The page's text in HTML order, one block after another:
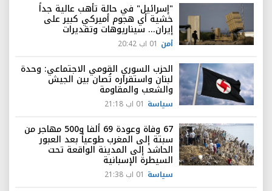
"إسرائيل" في حالة تأهب عالية جداً
خشية أي هجوم أميركي كبير على
إيران... سيناريوهات وتقديرات
أمن 01 اب 20:42
الحزب السوري القومي الاجتماعي: وحدة
لبنان واستقراره تُصان بين الجيش
والشعب والمقاومة
سياسة 01 اب 21:18
67 وفاة وعودة 69 ألفا و500 مهاجر من
سبتة إلى المغرب طوعياً بعد العبور
الحاشد إلى المدينة الواقعة تحت
السيطرة الإسبانية
سياسة 01 اب 21:38